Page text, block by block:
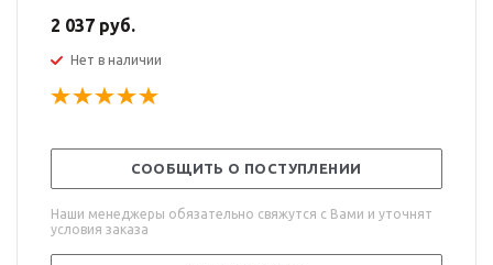
2 037 руб.
Нет в наличии
СООБЩИТЬ О ПОСТУПЛЕНИИ
Наши менеджеры обязательно свяжутся с Вами и уточнят
условия заказа